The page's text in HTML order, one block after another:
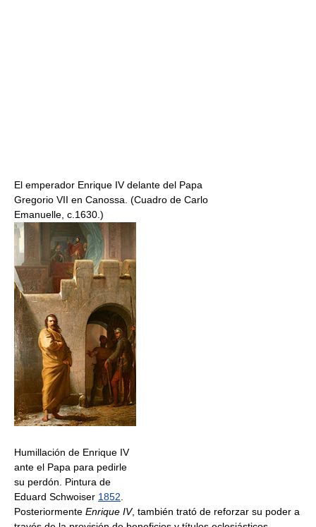
El emperador Enrique IV delante del Papa
Gregorio VII en Canossa. (Cuadro de Carlo
Emanuelle, c.1630.)
Humillación de Enrique IV
ante el Papa para pedirle
su perdón. Pintura de
Eduard Schwoiser 1852
Posteriormente Enrique IV, también trató de reforzar su poder a